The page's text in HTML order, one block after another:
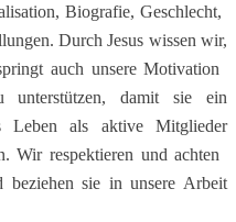
Biografie, Geschlecht,
Durch Jesus wissen wir,
auch unsere Motivation
unterstützen, ​damit ​sie ein
​Leben als ​aktive Mitglieder
Wir respektieren und achten ​
beziehen sie ​in unsere Arbeit